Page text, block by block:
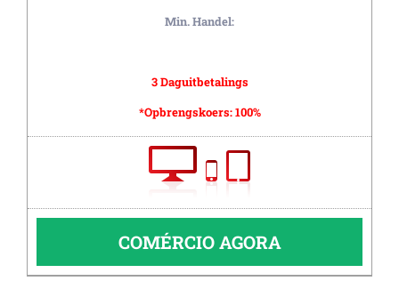
Min. Handel:
3 Daguitbetalings
*Opbrengskoers:100%
COMÉRCIO AGORA